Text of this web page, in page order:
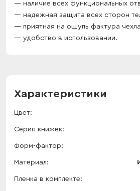
наличие всех функциональных
надежная защита всех сторон
приятная на ощупь фактура
удобство в использовании.
Характеристики
Цвет
Серия книжек
Форм-фактор
Материал
Пленка в комплекте